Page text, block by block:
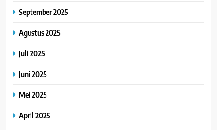
September 2025
Agustus 2025
Juli 2025
Juni 2025
Mei 2025
April 2025